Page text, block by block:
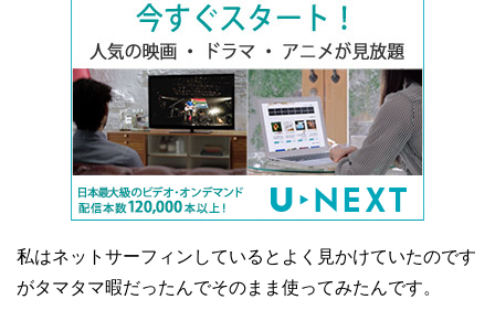
私はネットサーフィンしているとよく見かけていたのです
がタマタマ暇だったんでそのまま使ってみたんです。